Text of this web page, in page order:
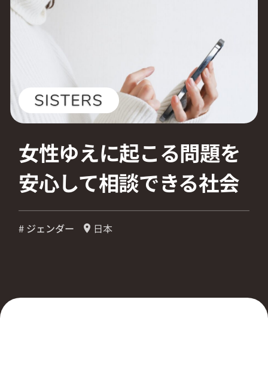
フェロー紹介
起業家になる
アライになる
サービスを利用する
プレスルーム
女性ゆえに起こる問題を
安心して相談できる社会
# ジェンダー 日本